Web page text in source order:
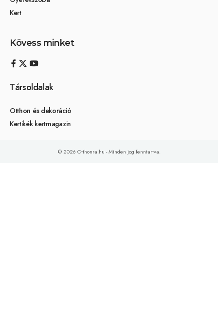
Kert
Kövess minket
Társoldalak
Otthon és dekoráció
Kertikék kertmagazin
© 2026 Otthonra.hu - Minden jog fenntartva.